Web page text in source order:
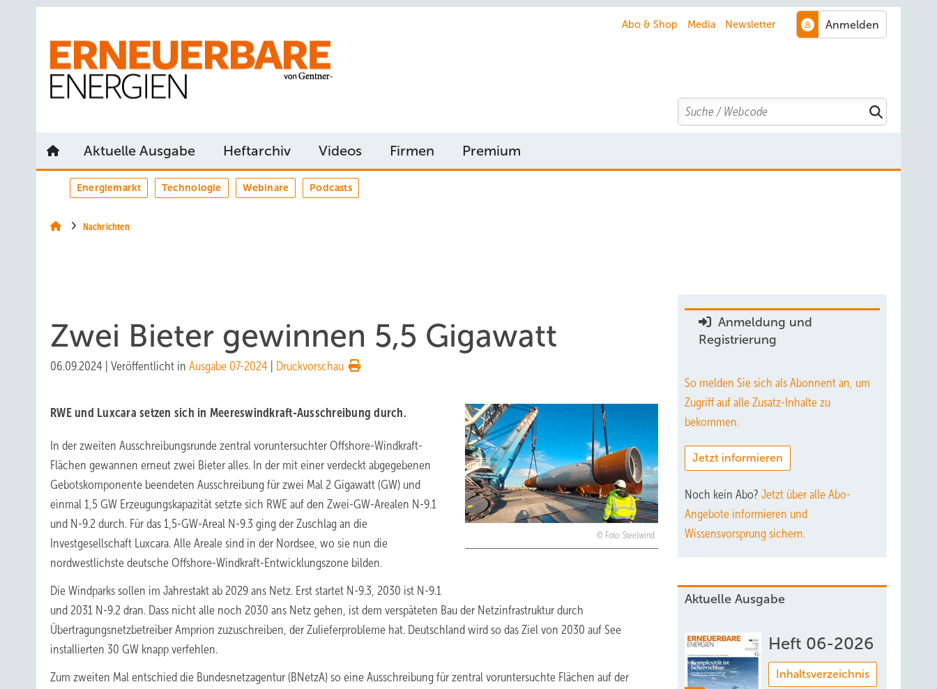
Abo & Shop Media Newsletter
Search
Aktuelle Ausgabe Heftarchiv Videos Firmen Premium
Energiemarkt Technologie Webinare Podcasts
Nachrichten
Zwei Bieter gewinnen 5,5 Gigawatt
06.09.2024 Veröffentlicht in Ausgabe 07-2024 Druckvorschau
Foto: Steelwind
RWE und Luxcara setzen sich in Meereswindkraft-Ausschreibung durch.
In der zweiten Ausschreibungsrunde zentral voruntersuchter Offshore-Windkraft-
Flächen gewannen erneut zwei Bieter alles. In der mit einer verdeckt abgegebenen
Gebotskomponente beendeten Ausschreibung für zwei Mal 2 Gigawatt (GW) und
einmal 1,5 GW Erzeugungskapazität setzte sich RWE auf den Zwei-GW-Arealen N-9.1
und N-9.2 durch. Für das 1,5-GW-Areal N-9.3 ging der Zuschlag an die
Investgesellschaft Luxcara. Alle Areale sind in der Nordsee, wo sie nun die
nordwestlichste deutsche Offshore-Windkraft-Entwicklungszone bilden.
Die Windparks sollen im Jahrestakt ab 2029 ans Netz. Erst startet N-9.3, 2030 ist N-9.1
und 2031 N-9.2 dran. Dass nicht alle noch 2030 ans Netz gehen, ist dem verspäteten Bau der Netzinfrastruktur durch
Übertragungsnetzbetreiber Amprion zuzuschreiben, der Zulieferprobleme hat. Deutschland wird so das Ziel von 2030 auf See
installierten 30 GW knapp verfehlen.
Zum zweiten Mal entschied die Bundesnetzagentur (BNetzA) so eine Ausschreibung für zentral voruntersuchte Flächen auf der
Anmeldung und
Registrierung
So melden Sie sich als Abonnent an, um
Zugriff auf alle Zusatz-Inhalte zu
bekommen.
Jetzt informieren
Noch kein Abo? Jetzt über alle Abo-
Angebote informieren und
Wissensvorsprung sichern.
Aktuelle Ausgabe
Heft 06-2026
Inhaltsverzeichnis